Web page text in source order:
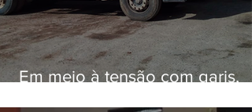
Em meio à tensão com garis,